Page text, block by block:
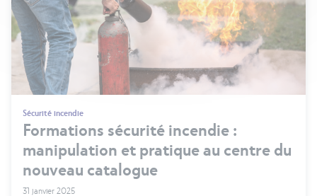
Sécurité incendie
Formations sécurité incendie :
manipulation et pratique au centre du
nouveau catalogue
31 janvier 2025